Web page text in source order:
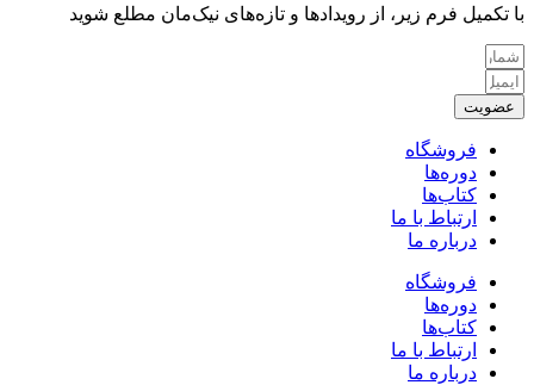
با تکمیل فرم زیر، از رویدادها و تازه‌های نیک‌مان مطلع شوید
عضویت
فروشگاه
دوره‌ها
کتاب‌ها
ارتباط با ما
درباره ما
فروشگاه
دوره‌ها
کتاب‌ها
ارتباط با ما
درباره ما